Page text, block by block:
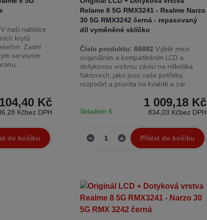
V naší nabídce
krytů
Zadní
servisním
104,40 Kč
Kčbez DPH
do košíku
Relame 8 5G RMX3241 - Realme Narzo
30 5G RMX3242 černá - repasovaný
díl vyměněné sklíčko
Číslo produktu: 66882 Výběr mezi
originálním a kompatibilním LCD a
dotykovou vrstvou závisí na několika
faktorech, jako jsou vaše potřeby,
rozpočet a priorita na kvalitě a zár...
1 009,18 Kč
834,03 Kčbez DPH
Skladem 6
Přidat do košíku